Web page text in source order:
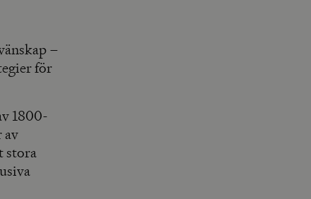
–
för
1800-
av
stora